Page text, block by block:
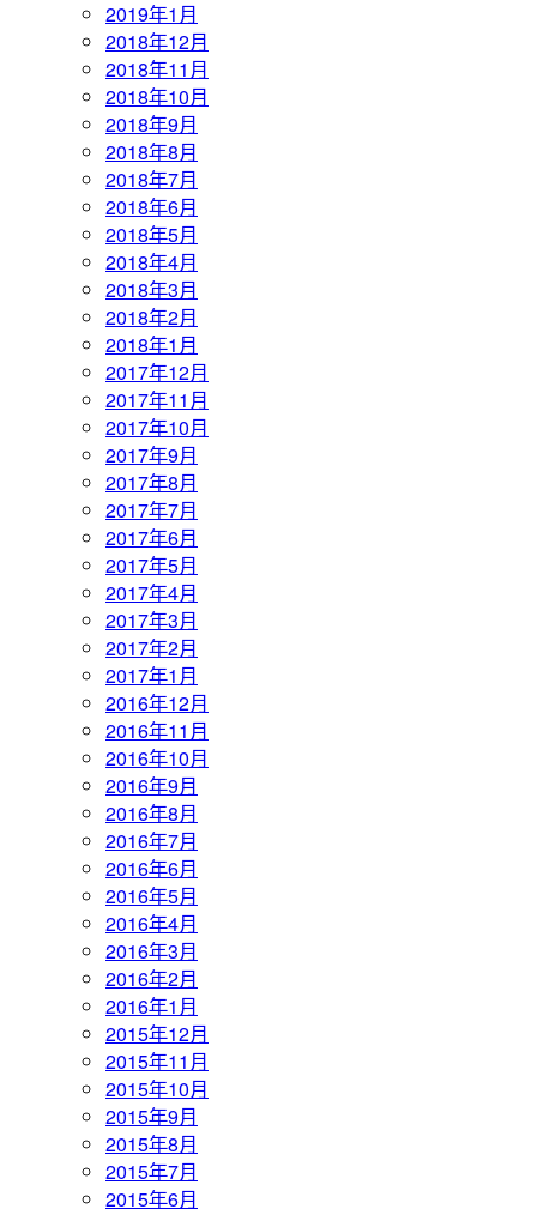
2019年1月
2018年12月
2018年11月
2018年10月
2018年9月
2018年8月
2018年7月
2018年6月
2018年5月
2018年4月
2018年3月
2018年2月
2018年1月
2017年12月
2017年11月
2017年10月
2017年9月
2017年8月
2017年7月
2017年6月
2017年5月
2017年4月
2017年3月
2017年2月
2017年1月
2016年12月
2016年11月
2016年10月
2016年9月
2016年8月
2016年7月
2016年6月
2016年5月
2016年4月
2016年3月
2016年2月
2016年1月
2015年12月
2015年11月
2015年10月
2015年9月
2015年8月
2015年7月
2015年6月